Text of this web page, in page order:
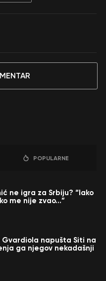
POPULARNE
ne igra za Srbiju? “Iako
me nije zvao…”
Gvardiola napušta Siti na
ga njegov nekadašnji